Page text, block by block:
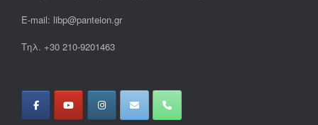
E-mail: libp@panteion.gr
Τηλ. +30 210-9201463